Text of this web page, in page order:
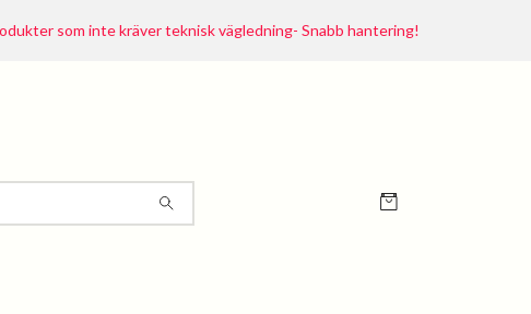
som inte kräver teknisk vägledning- Snabb hantering!